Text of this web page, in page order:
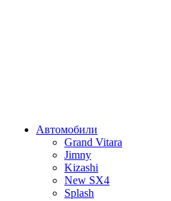
Автомобили
Grand Vitara
Jimny
Kizashi
New SX4
Splash